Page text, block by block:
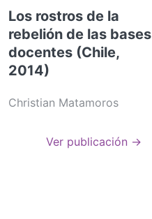
Los rostros de la
rebelión de las bases
docentes (Chile,
2014)
Christian Matamoros
Ver publicación →